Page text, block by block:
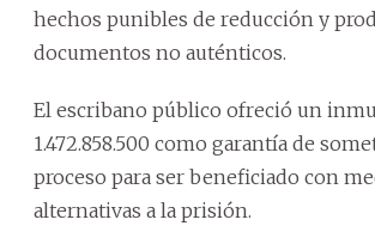
hechos punibles de reducción y
documentos no auténticos.
El escribano público ofreció un
1.472.858.500 como garantía de
proceso para ser beneficiado con
alternativas a la prisión.